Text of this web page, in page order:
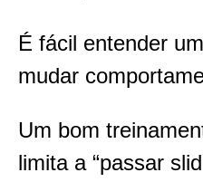
É fácil entender
mudar
Um bom
limita a “passar